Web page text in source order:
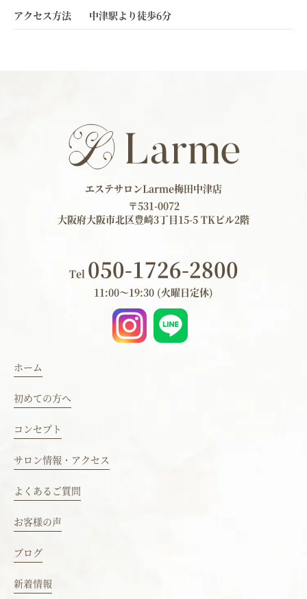
アクセス方法 中津駅より徒歩6分
エステサロンLarme梅田中津店
〒531-0072
大阪府大阪市北区豊崎3丁目15-5 TKビル2階
Tel 050-1726-2800
11:00～19:30 (火曜日定休)
ホーム
初めての方へ
コンセプト
サロン情報・アクセス
よくあるご質問
お客様の声
ブログ
新着情報